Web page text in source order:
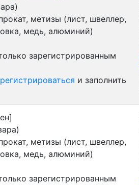
метизы (лист, швеллер,
медь, алюминий)
зарегистрированным
и заполнить
метизы (лист, швеллер,
медь, алюминий)
зарегистрированным